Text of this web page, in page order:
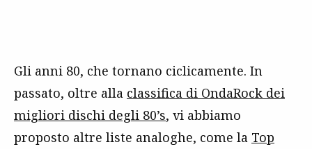
Gli anni 80, che tornano ciclicamente. In
passato, oltre alla classifica di OndaRock dei
migliori dischi degli 80’s, vi abbiamo
proposto altre liste analoghe, come la Top